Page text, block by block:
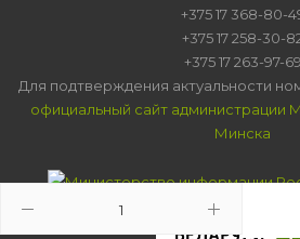
+375 17 368-80-
+375 17 258-30-
+375 17 263-97-69
Для подтверждения актуальности
официальный сайт администрации
Минска